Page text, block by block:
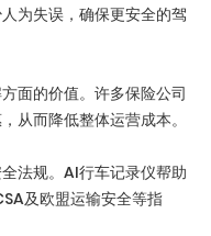
为失误，确保更安全的驾
面的价值。许多保险公司
从而降低整体运营成本。
法规。AI行车记录仪帮助
及欧盟运输安全等指